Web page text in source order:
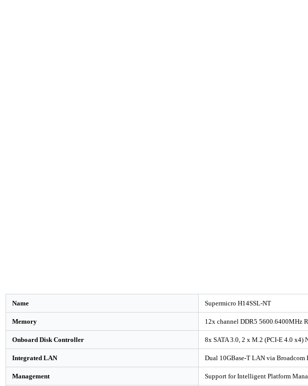
Name Supermicro H14SSL-NT
Memory 12x channel DDR5 5600.6400MHz
Onboard Disk Controller 8x SATA 3.0, 2 x M.2 (PCI-E 4.0 x4)
Integrated LAN Dual 10GBase-T LAN via
Management Support for Intelligent Platform